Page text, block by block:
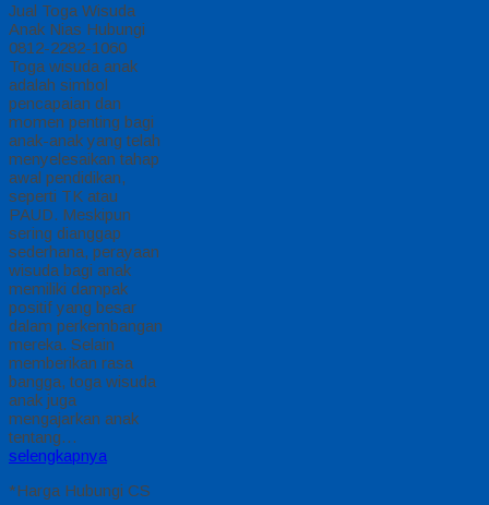
Jual Toga Wisuda
Anak Nias Hubungi
0812-2282-1060
Toga wisuda anak
adalah simbol
pencapaian dan
momen penting bagi
anak-anak yang telah
menyelesaikan tahap
awal pendidikan,
seperti TK atau
PAUD. Meskipun
sering dianggap
sederhana, perayaan
wisuda bagi anak
memiliki dampak
positif yang besar
dalam perkembangan
mereka. Selain
memberikan rasa
bangga, toga wisuda
anak juga
mengajarkan anak
tentang…
selengkapnya
*Harga Hubungi CS